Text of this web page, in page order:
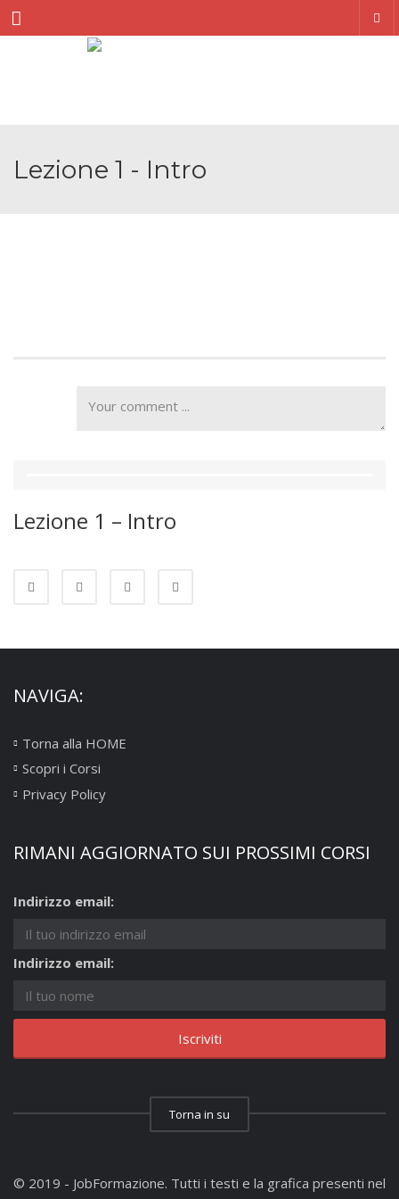
Menu
Lezione 1 - Intro
Lezione 1 – Intro
NAVIGA:
Torna alla HOME
Scopri i Corsi
Privacy Policy
RIMANI AGGIORNATO SUI PROSSIMI CORSI
Indirizzo email:
Indirizzo email:
Torna in su
© 2019 - JobFormazione. Tutti i testi e la grafica presenti nel